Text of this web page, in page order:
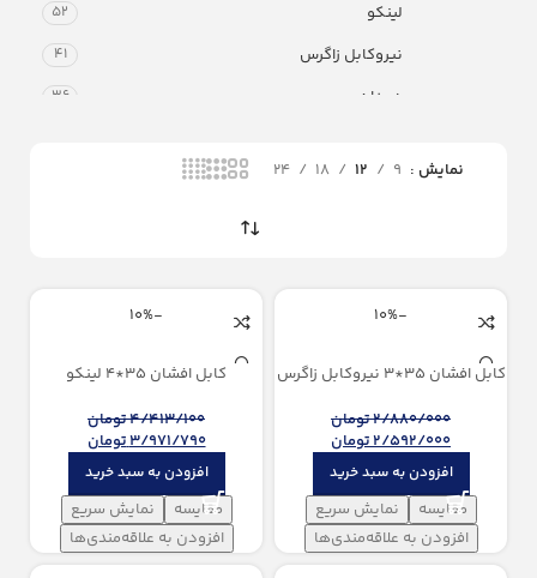
لینکو 52
نيروكابل زاگرس 41
همدان 36
نمایش 9
12
18
24
-10%
كابل افشان 35*3 نیروكابل زاگرس
2/880/000تومان
2/592/000تومان
افزودن به سبد خرید
مقایسه
نمایش سریع
افزودن به علاقه‌مندی‌ها
-10%
كابل افشان 35*4 لینکو
4/413/100تومان
3/971/790تومان
افزودن به سبد خرید
مقایسه
نمایش سریع
افزودن به علاقه‌مندی‌ها